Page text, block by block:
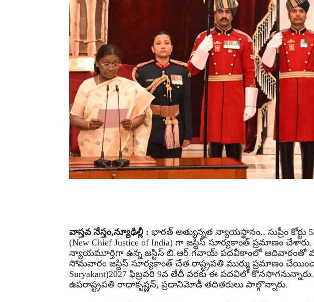
వాస్తవ నేస్తం,న్యూఢిల్లీ : భార‌త్ అత్యున్న‌త న్యాయ‌స్థానం.. సుప్రీం
(New Chief Justice of India) గా జ‌స్టిస్ సూర్య‌కాంత్ ప్ర‌మాణం
న్యాయ‌మూర్తిగా ఉన్న జ‌స్టిస్ బి.ఆర్‌.గ‌వాయ్ ప‌ద‌వీకాంలో ఆదివారంతో
సోమ‌వారం జ‌స్టిస్ సూర్య‌కాంత్ చేత రాష్ట్రప‌తి ముర్ము ప్ర‌మాణం
Suryakant)2027 ఫిబ్ర‌వ‌రి 9వ తేదీ వ‌ర‌కు ఈ ప‌ద‌విలో
ఉప‌రాష్ట్రప‌తి రాధాకృష్ణ‌న్‌, ప్ర‌ధానిమోడీ త‌దిత‌రులు పాల్గొన్నారు.